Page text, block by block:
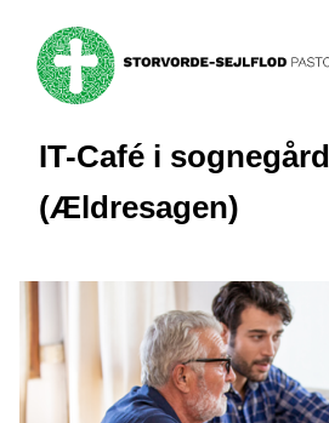
IT-Café i
(Ældresagen)